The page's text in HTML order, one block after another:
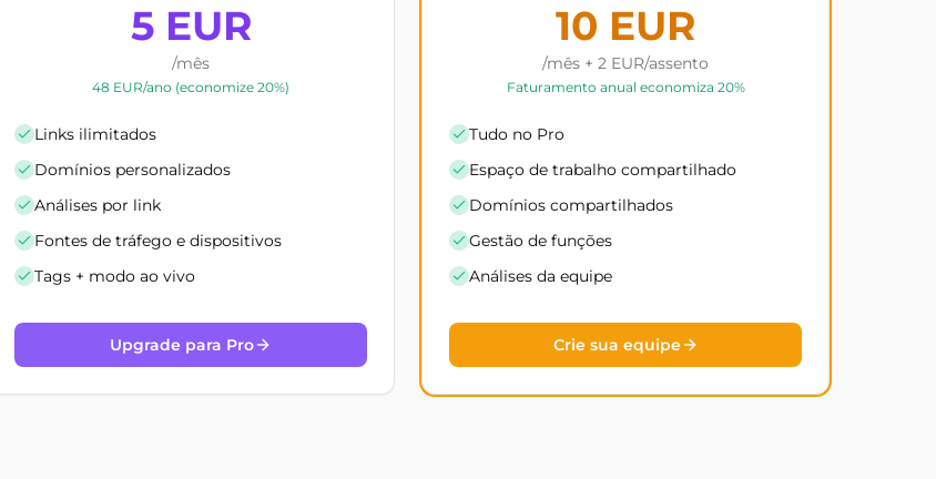
5 EUR
/mês
48 EUR/ano (economize 20%)
Links ilimitados
Domínios personalizados
Análises por link
Fontes de tráfego e dispositivos
Tags + modo ao vivo
Upgrade para Pro
10 EUR
/mês + 2 EUR/assento
Faturamento anual economiza 20%
Tudo no Pro
Espaço de trabalho compartilhado
Domínios compartilhados
Gestão de funções
Análises da equipe
Crie sua equipe